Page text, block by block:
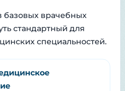
базовых врачебных
стандартный для
специальностей.